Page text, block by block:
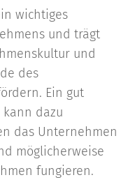
wichtiges
und trägt
und
des
Ein gut
kann dazu
das Unternehmen
möglicherweise
fungieren.